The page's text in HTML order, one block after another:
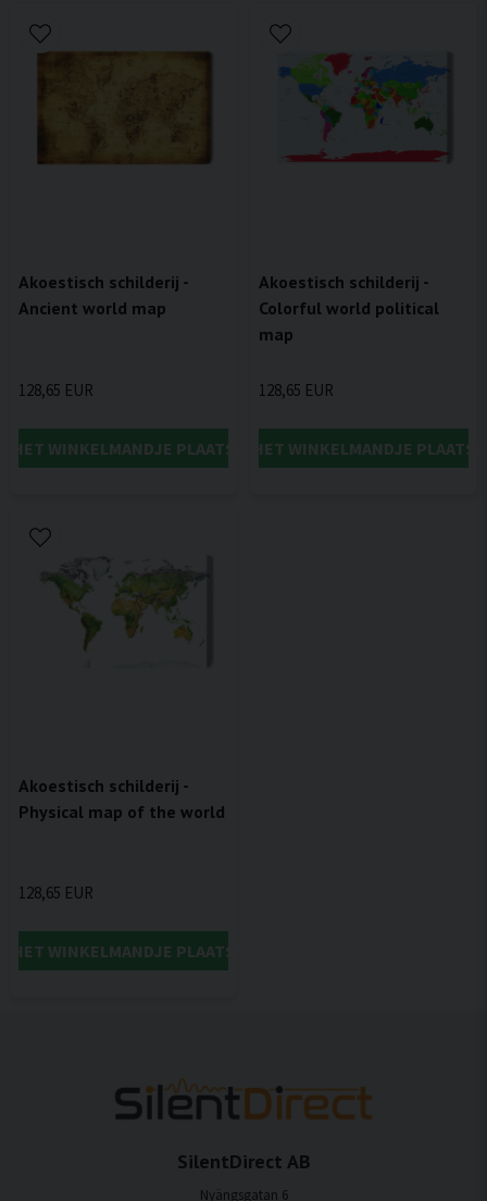
Akoestisch schilderij -
Ancient world map
128,65 EUR
HET WINKELMANDJE PLAATSEN
Akoestisch schilderij -
Colorful world political
map
128,65 EUR
IN HET WINKELMANDJE
Akoestisch schilderij -
Physical map of the world
128,65 EUR
HET WINKELMANDJE PLAATSEN
SilentDirect AB
Nyängsgatan 6